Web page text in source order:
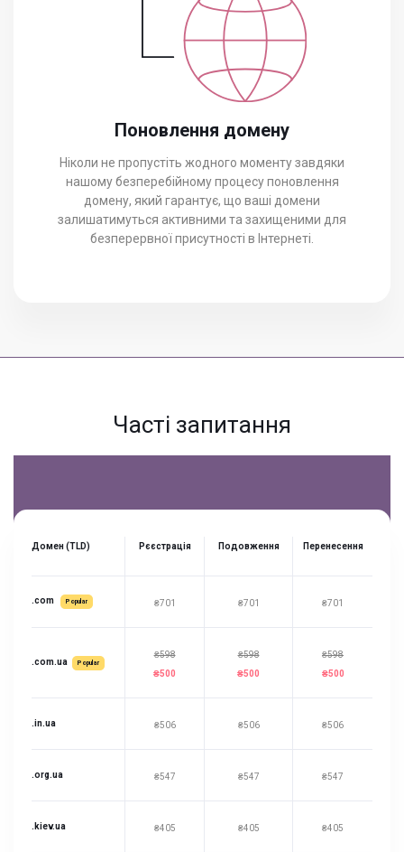
Поновлення домену
Ніколи не пропустіть жодного моменту завдяки
нашому безперебійному процесу поновлення
домену, який гарантує, що ваші домени
залишатимуться активними та захищеними для
безперервної присутності в Інтернеті.
Часті запитання
Домен (TLD) Рєєстрація Подовження Перенесення
.com Popular ₴701 ₴701 ₴701
.com.ua Popular
₴598
₴500
₴598
₴500
₴598
₴500
.in.ua ₴506 ₴506 ₴506
.org.ua ₴547 ₴547 ₴547
.kiev.ua ₴405 ₴405 ₴405